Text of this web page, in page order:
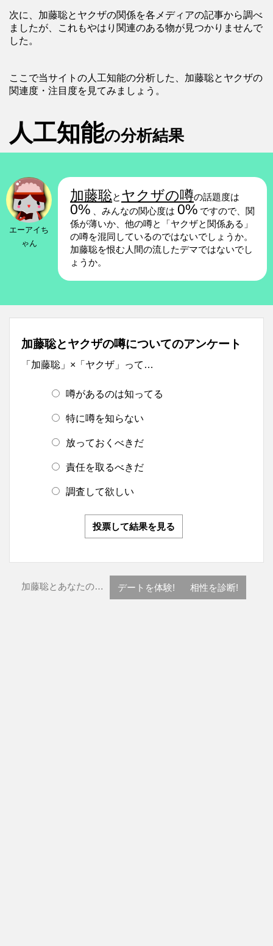
次に、加藤聡とヤクザの関係を各メディアの記事から調べ
ましたが、これもやはり関連のある物が見つかりませんで
した。
ここで当サイトの人工知能の分析した、加藤聡とヤクザの
関連度・注目度を見てみましょう。
人工知能の分析結果
エーアイち
ゃん
加藤聡と ヤクザの噂の話題度は
0% 、みんなの関心度は 0% ですので、関
係が薄いか、他の噂と「ヤクザと関係ある」
の噂を混同しているのではないでしょうか。
加藤聡を恨む人間の流したデマではないでし
ょうか。
加藤聡とヤクザの噂についてのアンケート
「加藤聡」×「ヤクザ」って…
噂があるのは知ってる
特に噂を知らない
放っておくべきだ
責任を取るべきだ
調査して欲しい
投票して結果を見る
加藤聡とあなたの… デートを体験! 相性を診断!